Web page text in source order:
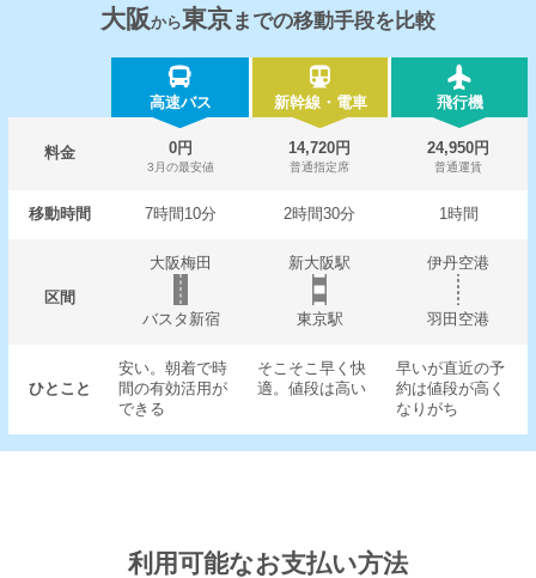
大阪から東京までの移動手段を比較
高速バス 新幹線・電車 飛行機
料金 0円
3月の最安値
14,720円
普通指定席
24,950円
普通運賃
移動時間 7時間10分 2時間30分 1時間
区間
大阪梅田 新大阪駅 伊丹空港
バスタ新宿 東京駅 羽田空港
ひとこと
安い。朝着で時
間の有効活用が
できる
そこそこ早く快
適。値段は高い
早いが直近の予
約は値段が高く
なりがち
利用可能なお支払い方法